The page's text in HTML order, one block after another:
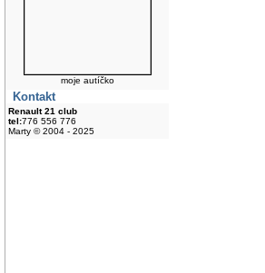
moje autíčko
Kontakt
Renault 21 club
tel:776 556 776
Marty © 2004 - 2025